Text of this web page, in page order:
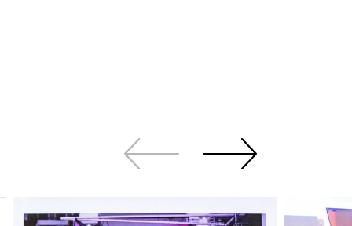
Zurück
sliden
Weiter
sliden